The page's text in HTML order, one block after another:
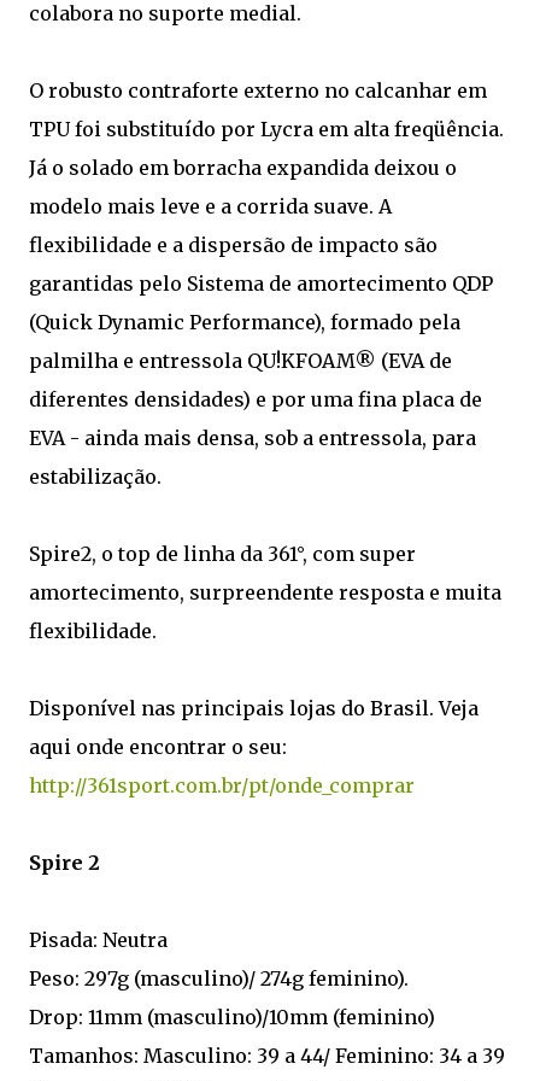
colabora no suporte medial.
O robusto contraforte externo no calcanhar em
TPU foi substituído por Lycra em alta freqüência.
Já o solado em borracha expandida deixou o
modelo mais leve e a corrida suave. A
flexibilidade e a dispersão de impacto são
garantidas pelo Sistema de amortecimento QDP
(Quick Dynamic Performance), formado pela
palmilha e entressola QU!KFOAM® (EVA de
diferentes densidades) e por uma fina placa de
EVA - ainda mais densa, sob a entressola, para
estabilização.
Spire2, o top de linha da 361°, com super
amortecimento, surpreendente resposta e muita
flexibilidade.
Disponível nas principais lojas do Brasil. Veja
aqui onde encontrar o seu:
http://361sport.com.br/pt/onde_comprar
Spire 2
Pisada: Neutra
Peso: 297g (masculino)/ 274g feminino).
Drop: 11mm (masculino)/10mm (feminino)
Tamanhos: Masculino: 39 a 44/ Feminino: 34 a 39